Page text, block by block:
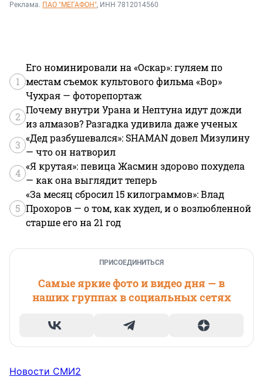
Реклама. ПАО "МЕГАФОН", ИНН 7812014560
1
Его номинировали на «Оскар»: гуляем по
местам съемок культового фильма «Вор»
Чухрая — фоторепортаж
2
Почему внутри Урана и Нептуна идут дожди
из алмазов? Разгадка удивила даже ученых
3
«Дед разбушевался»: SHAMAN довел Мизулину
— что он натворил
4
«Я крутая»: певица Жасмин здорово похудела
— как она выглядит теперь
5
«За месяц сбросил 15 килограммов»: Влад
Прохоров — о том, как худел, и о возлюбленной
старше его на 21 год
ПРИСОЕДИНИТЬСЯ
Самые яркие фото и видео дня — в
наших группах в социальных сетях
Новости СМИ2